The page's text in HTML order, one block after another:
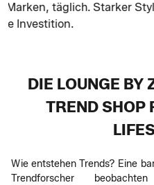
Alles zu Hause
geht es
DIE LOUNGE BY
TREND SHOP
Wie entstehen Trends? Eine
Trendforscher